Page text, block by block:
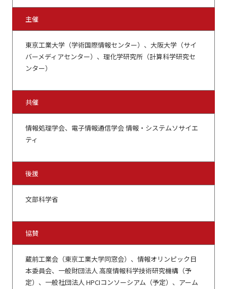
主催
東京工業大学（学術国際情報センター）、大阪大学（サイ
バーメディアセンター）、理化学研究所（計算科学研究セ
ンター）
共催
情報処理学会、電子情報通信学会 情報・システムソサイエ
ティ
後援
文部科学省
協賛
蔵前工業会（東京工業大学同窓会）、情報オリンピック日
本委員会、一般財団法人 高度情報科学技術研究機構（予
定）、一般社団法人 HPCIコンソーシアム（予定）、アーム